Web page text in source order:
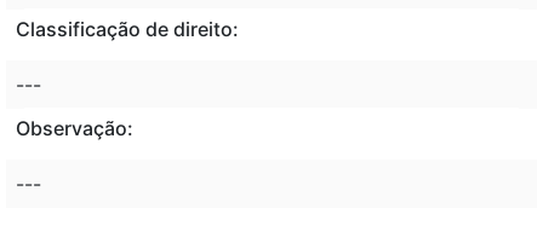
Classificação de direito:
---
Observação:
---